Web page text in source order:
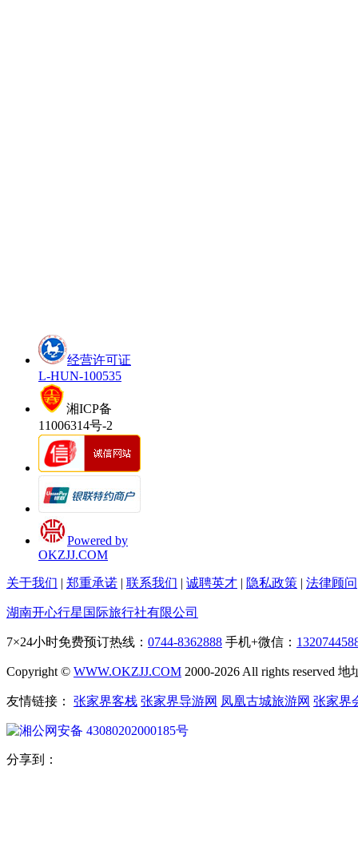
经营许可证
L-HUN-100535
湘ICP备
11006314号-2
Powered by
OKZJJ.COM
关于我们 | 郑重承诺 | 联系我们 | 诚聘英才 | 隐私政策 | 法律顾问
湖南开心行星国际旅行社有限公司
7×24小时免费预订热线： 0744-8362888 手机+微信：
Copyright © WWW.OKZJJ.COM 2000-2026 All rights reserved
友情链接： 张家界客栈 张家界导游网 凤凰古城旅游网 张家界
湘公网安备 43080202000185号
分享到：